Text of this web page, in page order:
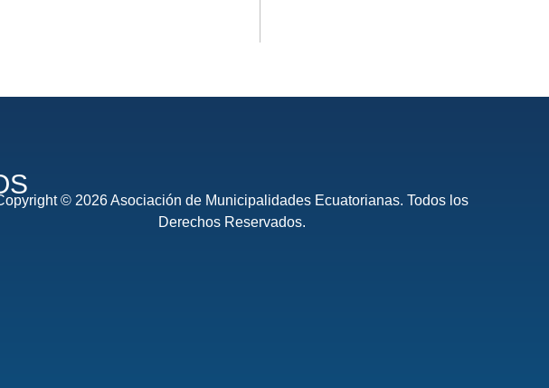
© 2026 Asociación de Municipalidades Ecuatorianas. Todos los
Derechos Reservados.